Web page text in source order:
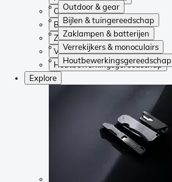
Outdoor & gear
Bijlen & tuingereedschap
Zaklampen & batterijen
Verrekijkers & monoculairs
Houtbewerkingsgereedschap
Outdoor & gear
Bijlen & tuingereedschap
Zaklampen & batterijen
Verrekijkers & monoculairs
Houtbewerkingsgereedschap
Explore